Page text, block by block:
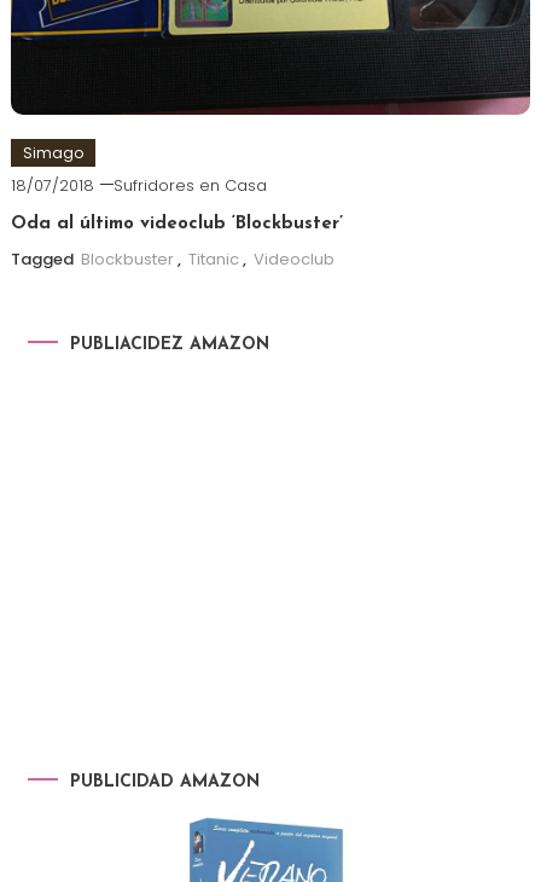
Simago
18/07/2018 Sufridores en Casa
Oda al último videoclub ‘Blockbuster’
Tagged Blockbuster, Titanic , Videoclub
PUBLIACIDEZ AMAZON
PUBLICIDAD AMAZON